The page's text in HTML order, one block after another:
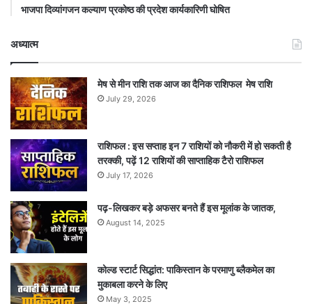
भाजपा दिव्यांगजन कल्याण प्रकोष्ठ की प्रदेश कार्यकारिणी घोषित
अध्यात्म
मेष से मीन राशि तक आज का दैनिक राशिफल मेष राशि
July 29, 2026
राशिफल : इस सप्ताह इन 7 राशियों को नौकरी में हो सकती है
तरक्की, पढ़ें 12 राशियों की साप्ताहिक टैरो राशिफल
July 17, 2026
पढ़-लिखकर बड़े अफसर बनते हैं इस मूलांक के जातक,
August 14, 2025
कोल्ड स्टार्ट सिद्धांत: पाकिस्तान के परमाणु ब्लैकमेल का
मुकाबला करने के लिए
May 3, 2025